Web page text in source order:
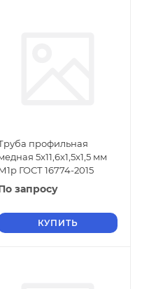
профильная
5x11,6x1,5x1,5 мм
ГОСТ 16774-2015
запросу
КУПИТЬ